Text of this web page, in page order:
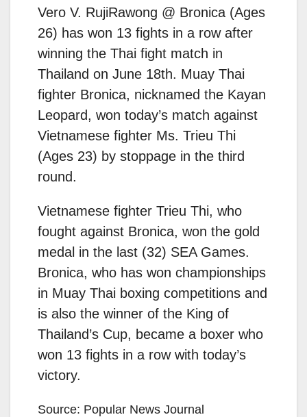
Vero V. RujiRawong @ Bronica (Ages
26) has won 13 fights in a row after
winning the Thai fight match in
Thailand on June 18th. Muay Thai
fighter Bronica, nicknamed the Kayan
Leopard, won today’s match against
Vietnamese fighter Ms. Trieu Thi
(Ages 23) by stoppage in the third
round.
Vietnamese fighter Trieu Thi, who
fought against Bronica, won the gold
medal in the last (32) SEA Games.
Bronica, who has won championships
in Muay Thai boxing competitions and
is also the winner of the King of
Thailand’s Cup, became a boxer who
won 13 fights in a row with today’s
victory.
Source: Popular News Journal